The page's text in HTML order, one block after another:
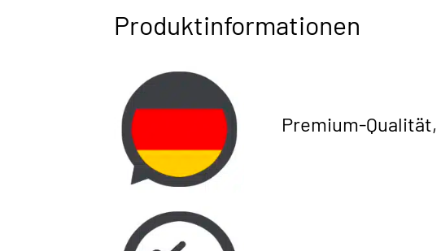
Produktinformationen
Premium-